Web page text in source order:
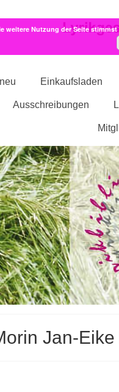
Einkaufsladen
Ausschreibungen
Jan-
weitere Nutzung der Seite